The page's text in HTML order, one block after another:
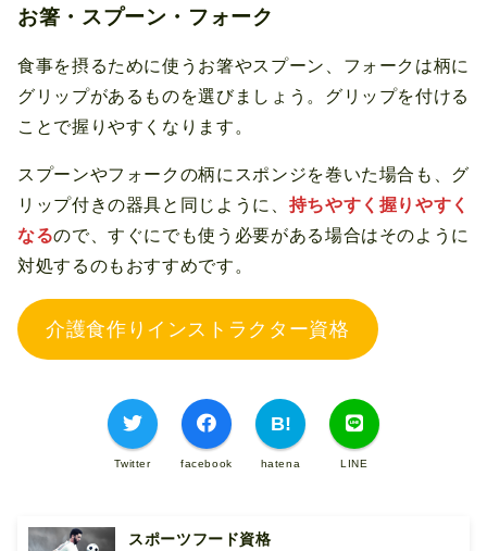
お箸・スプーン・フォーク
食事を摂るために使うお箸やスプーン、フォークは柄に
グリップがあるものを選びましょう。グリップを付ける
ことで握りやすくなります。
スプーンやフォークの柄にスポンジを巻いた場合も、グ
リップ付きの器具と同じように、 持ちやすく握りやすく
なるので、すぐにでも使う必要がある場合はそのように
対処するのもおすすめです。
介護食作りインストラクター資格
Twitter facebook hatena LINE
スポーツフード資格